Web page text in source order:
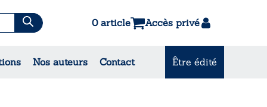
0 article Accès privé
Nos auteurs Contact Être édité
& Contes